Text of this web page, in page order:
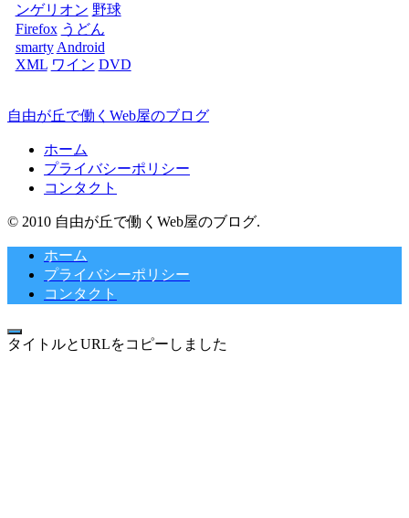
ンゲリオン 野球
Firefox うどん
smarty Android
XML ワイン DVD
自由が丘で働くWeb屋のブログ
ホーム
プライバシーポリシー
コンタクト
© 2010 自由が丘で働くWeb屋のブログ.
ホーム
プライバシーポリシー
コンタクト
タイトルとURLをコピーしました